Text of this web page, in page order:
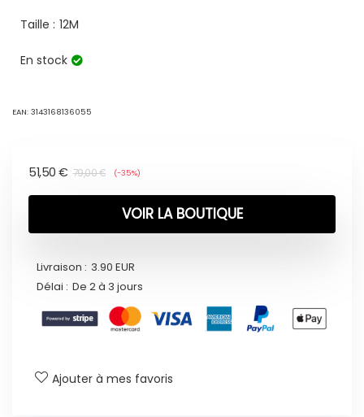
Taille : 12M
En stock
EAN: 3143168136055
79,00€
51,50 € (-35%)
VOIR LA BOUTIQUE
Livraison : 3.90 EUR
Délai : De 2 à 3 jours
Ajouter à mes favoris